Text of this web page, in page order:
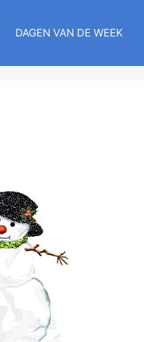
DAGEN VAN DE WEEK